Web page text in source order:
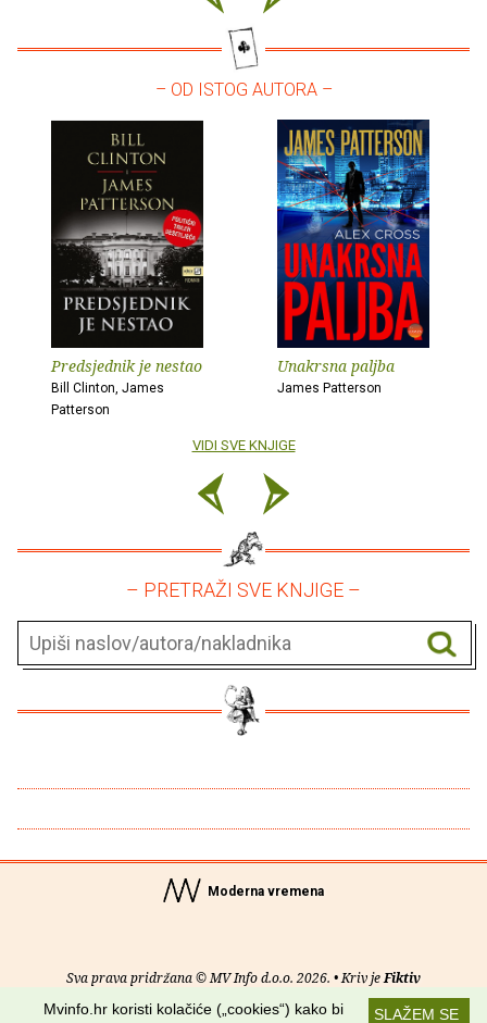
– OD ISTOG AUTORA –
Predsjednik je nestao
Bill Clinton, James
Patterson
Unakrsna paljba
James Patterson
VIDI SVE KNJIGE
– PRETRAŽI SVE KNJIGE –
Moderna vremena
Sva prava pridržana © MV Info d.o.o. 2026. • Kriv jeFiktiv
O nama• Pomoć• Uvjeti korištenja•RSS kanaliSLAŽEM SE
Mvinfo.hr koristi kolačiće („cookies“) kako bi